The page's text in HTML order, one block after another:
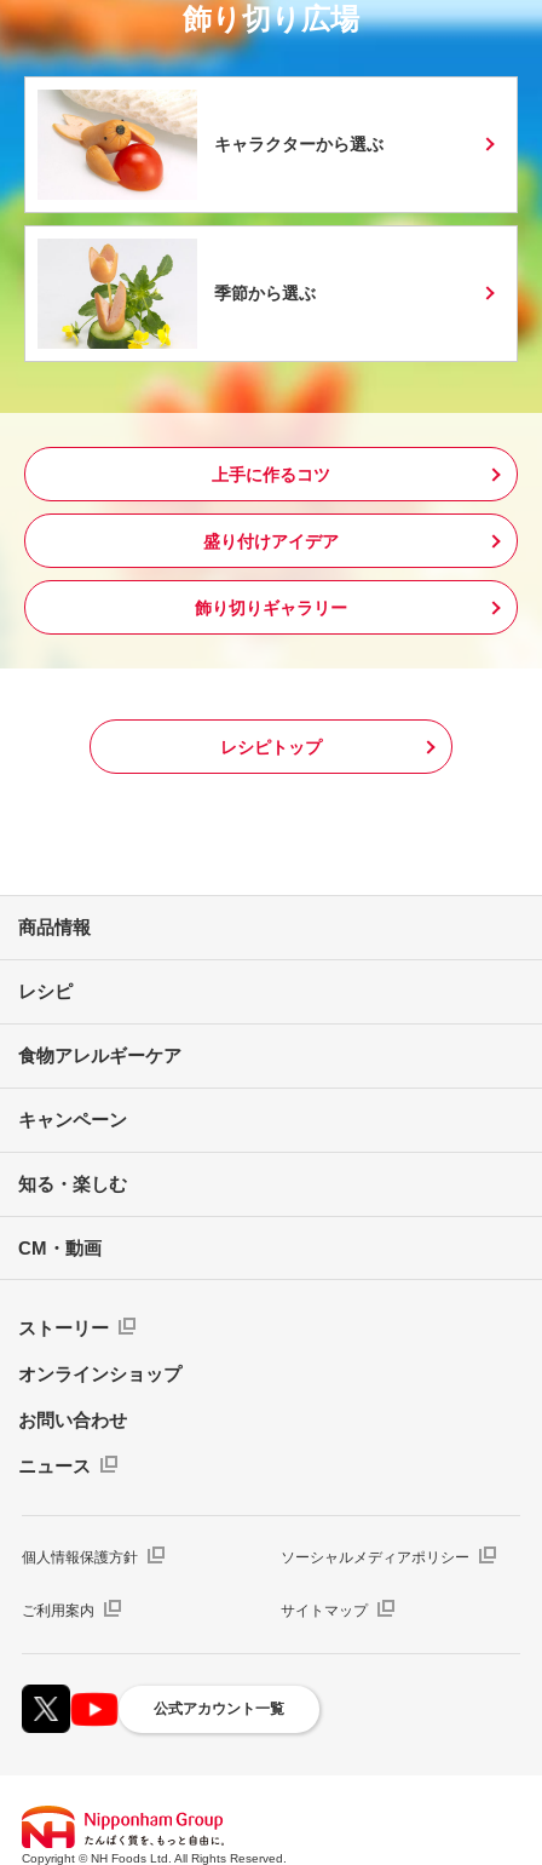
飾り切り広場
キャラクターから選ぶ
季節から選ぶ
上手に作るコツ
盛り付けアイデア
飾り切りギャラリー
レシピトップ
商品情報
レシピ
食物アレルギーケア
キャンペーン
知る・楽しむ
CM・動画
ストーリー
オンラインショップ
お問い合わせ
ニュース
個人情報保護方針 ソーシャルメディアポリシー
ご利用案内 サイトマップ
公式アカウント一覧
Copyright © NH Foods Ltd. All Rights Reserved.